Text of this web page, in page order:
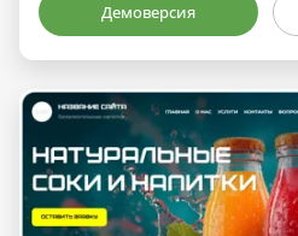
Демоверсия